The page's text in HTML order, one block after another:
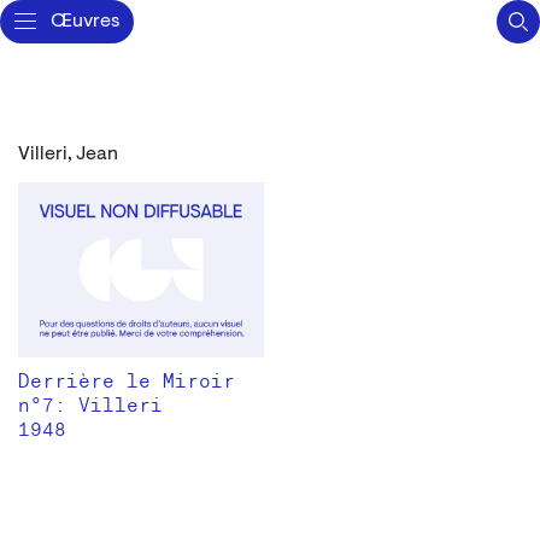
Œuvres
Villeri, Jean
Derrière le Miroir
n°7: Villeri
1948